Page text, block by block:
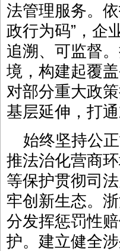
法管理服务。
政行为码”，企
追溯、可监督
境，构建起覆
对部分重大政
基层延伸，打
始终坚持公
推法治化营商
等保护贯彻司
牢创新生态。
分发挥惩罚性
护。建立健全